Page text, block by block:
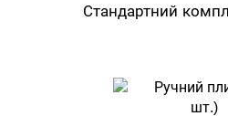
Стандартний
Ручний
шт.)